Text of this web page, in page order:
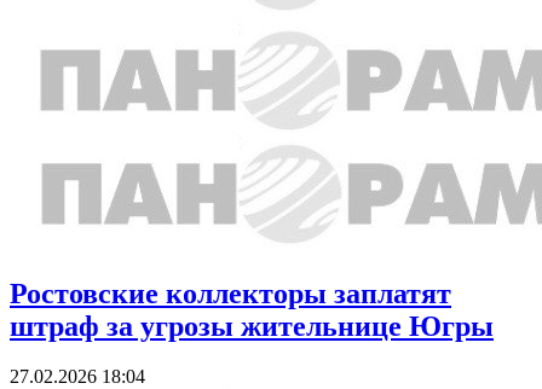
Ростовские коллекторы заплатят
штраф за угрозы жительнице Югры
27.02.2026 18:04